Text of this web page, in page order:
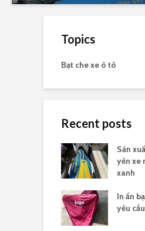
Topics
Bạt che xe ô tô
Recent posts
Sản
yên xe
xanh
In ấn
yêu cầu